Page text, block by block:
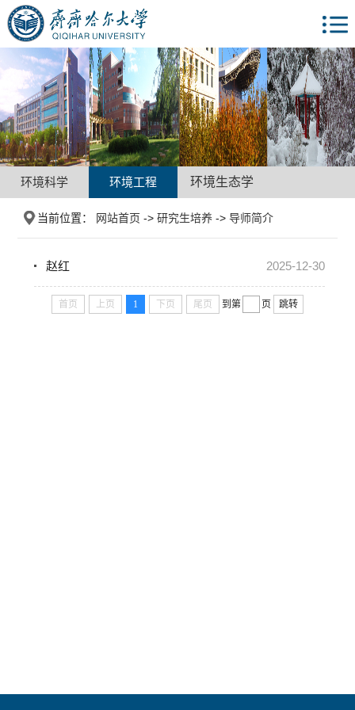
环境科学 环境工程 环境生态学
当前位置： 网站首页 ->研究生培养 ->导师简介
2025-12-30
赵红
首页 上页 1 下页 尾页 到第 页 跳转